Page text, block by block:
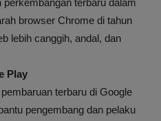
terbaru dalam
browser Chrome di tahun
lebih canggih, andal, dan
Play
terbaru di Google
pengembang dan pelaku